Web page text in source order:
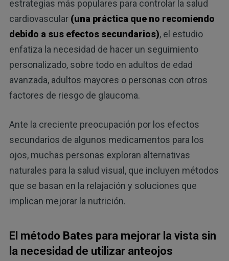
estrategias más populares para controlar la salud
cardiovascular (una práctica que no recomiendo
debido a sus efectos secundarios), el estudio
enfatiza la necesidad de hacer un seguimiento
personalizado, sobre todo en adultos de edad
avanzada, adultos mayores o personas con otros
factores de riesgo de glaucoma.
Ante la creciente preocupación por los efectos
secundarios de algunos medicamentos para los
ojos, muchas personas exploran alternativas
naturales para la salud visual, que incluyen métodos
que se basan en la relajación y soluciones que
implican mejorar la nutrición.
El método Bates para mejorar la vista sin
la necesidad de utilizar anteojos